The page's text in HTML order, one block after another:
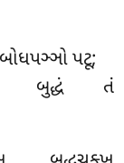
પટૂ;
બુદ્ધં તં